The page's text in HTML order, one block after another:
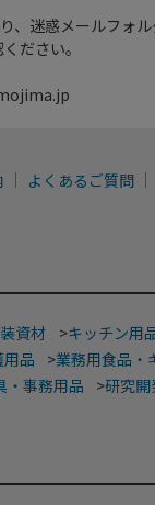
迷惑メールフォ
ださい。
よくあるご質問
資材 >キッチン用
品 >業務用食品・
・事務用品 >研究開